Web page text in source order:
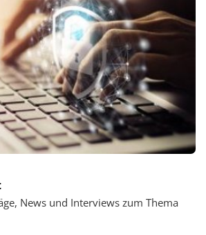
News und Interviews zum Thema